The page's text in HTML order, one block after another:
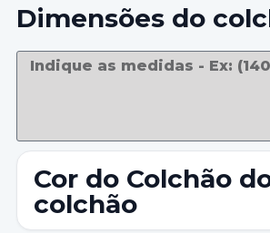
Dimensões do
Cor do Colchão
colchão